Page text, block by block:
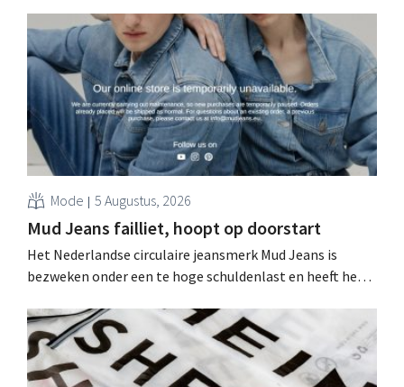
Kors, ondanks sterke resultaten van Jimmy Choo.
Mode 5 Augustus, 2026
Mud Jeans failliet, hoopt op doorstart
Het Nederlandse circulaire jeansmerk Mud Jeans is
bezweken onder een te hoge schuldenlast en heeft het
evenwel dat het verhaal hiermee niet eindigt.